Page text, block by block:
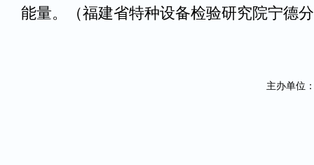
能量。（福建省特种设备检验研究院宁德
主办单位